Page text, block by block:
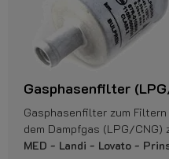
Gasphasenfilter
Gasphasenfilter zum
dem Dampfgas (LPG/
MED - Landi - Lovato -